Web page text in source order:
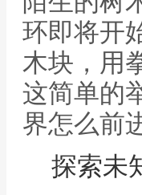
环即将开
木块，用
这简单的
界怎么前
探索未